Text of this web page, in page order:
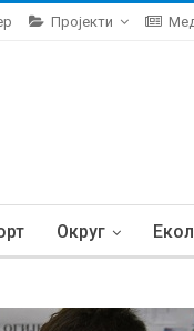
Пројекти
Округ